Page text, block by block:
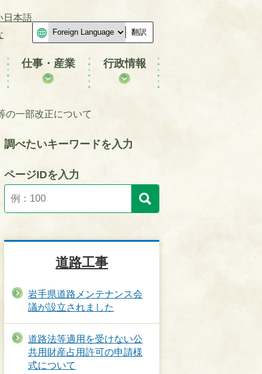
日本語
翻訳
仕事・産業 行政情報
の一部改正について
調べたいキーワードを入力
ページIDを入力
道路工事
岩手県道路メンテナンス会
議が設立されました
道路法等適用を受けない公
共用財産占用許可の申請様
式について